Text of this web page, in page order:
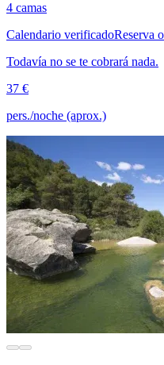
4 camas
Calendario verificadoReserva
Todavía no se te cobrará nada.
37 €
pers./noche (aprox.)